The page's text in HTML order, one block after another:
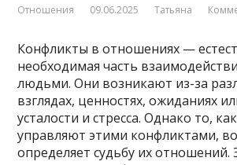
Отношения 09.06.2025 Татьяна
Конфликты в отношениях —
необходимая часть
людьми. Они возникают из-за
взглядах, ценностях, ожиданиях
усталости и стресса. Однако то,
управляют этими конфликтами,
определяет судьбу их